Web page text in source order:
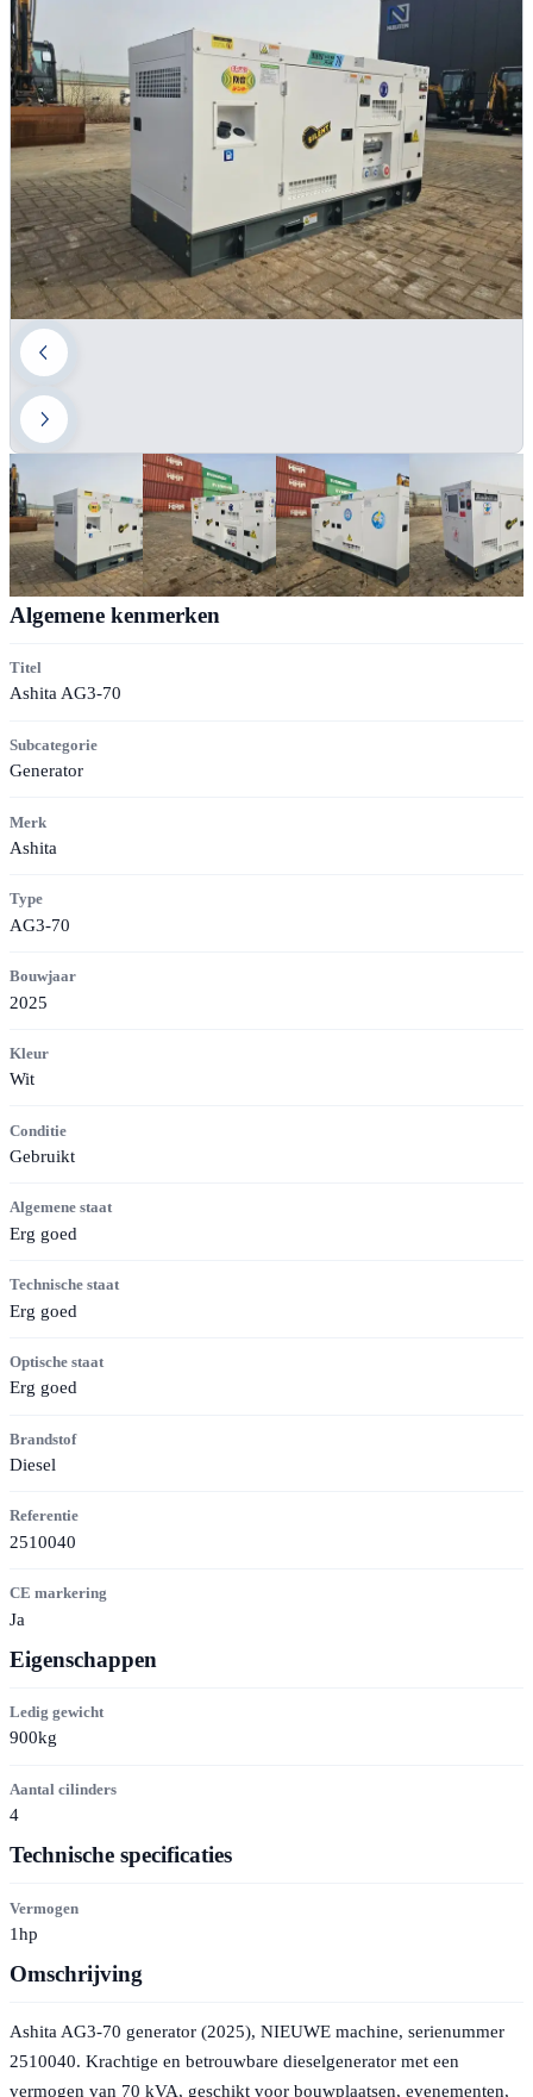
Algemene kenmerken
Titel
Ashita AG3-70
Subcategorie
Generator
Merk
Ashita
Type
AG3-70
Bouwjaar
2025
Kleur
Wit
Conditie
Gebruikt
Algemene staat
Erg goed
Technische staat
Erg goed
Optische staat
Erg goed
Brandstof
Diesel
Referentie
2510040
CE markering
Ja
Eigenschappen
Ledig gewicht
900kg
Aantal cilinders
4
Technische specificaties
Vermogen
1hp
Omschrijving
Ashita AG3-70 generator (2025), NIEUWE machine, serienummer
2510040. Krachtige en betrouwbare dieselgenerator met een
vermogen van 70 kVA, geschikt voor bouwplaatsen, evenementen,